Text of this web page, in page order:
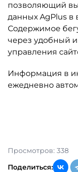
позволяющий
данных AgPlus в
Содержимое
через удобный
управления
Информация в
ежедневно
Просмотров: 338
Поделиться: